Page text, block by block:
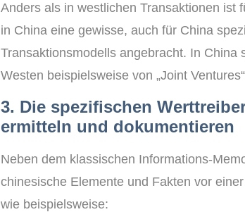
Anders als in westlichen Transaktionen ist
in China eine gewisse, auch für China
Transaktionsmodells angebracht. In
Westen beispielsweise von „Joint
3. Die spezifischen
ermitteln und dokumentieren
Neben dem klassischen Informations-
chinesische Elemente und Fakten vor
wie beispielsweise: